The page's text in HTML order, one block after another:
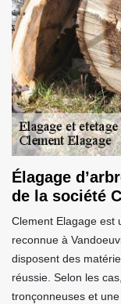
Élagage
de la société
Clement Elagage est
reconnue à
disposent des
réussie. Selon les
tronçonneuses et